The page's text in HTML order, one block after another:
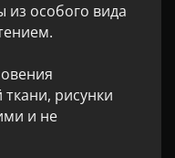
особого вида
рисунки
и не